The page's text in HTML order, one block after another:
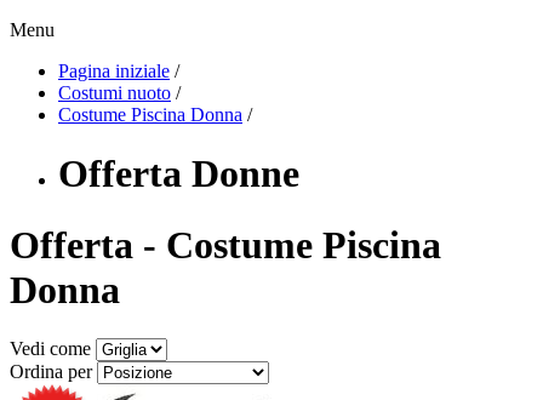
Menu
Pagina iniziale /
Costumi nuoto /
Costume Piscina Donna /
Offerta Donne
Offerta - Costume Piscina
Donna
Vedi come
Ordina per